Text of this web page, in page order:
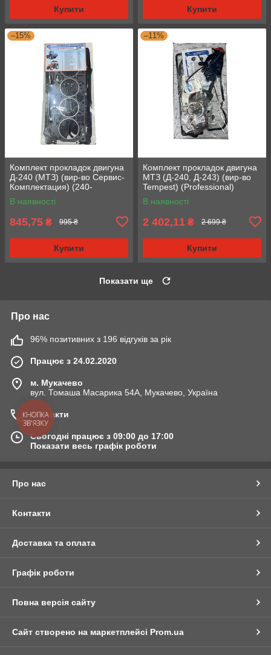
Купити Купити
–15%
Комплект прокладок двигуна
Д-240 (МТЗ) (вир-во Сервис-
Комплектация) (240-
1002035) (Стандарт)
В наявності
845,75 ₴ 995 ₴
Купити
–11%
Комплект прокладок двигуна
МТЗ (Д-240, Д-243) (вир-во
Tempest) (Professional)
В наявності
2 402,11 ₴ 2 699 ₴
Купити
Показати ще
Про нас
96% позитивних з 196 відгуків за рік
Працює з 24.02.2020
м. Мукачево
вул. Томаша Масарика 54А, Мукачево, Україна
Контакти
Сьогодні працює з 09:00 до 17:00
Показати весь графік роботи
Про нас
Контакти
Доставка та оплата
Графік роботи
Повна версія сайту
Сайт створено на маркетплейсі Prom.ua
КНОПКА
ЗВ'ЯЗКУ